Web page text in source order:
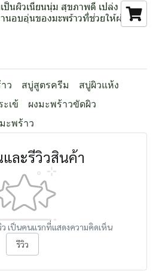
ป็นผิวเนียนนุ่ม สุขภาพดี เปล่ง
นอบอุ่นของมะพร้าวที่ช่วยให้ผ่อน
ว สบู่สูตรครีม
สบู่ผิวแห้ง
เข้
ผงมะพร้าวขัดผิว
ะพร้าว
ละรีวิวสินค้า
เป็นคนแรกที่แสดงความคิดเห็น
รีวิว